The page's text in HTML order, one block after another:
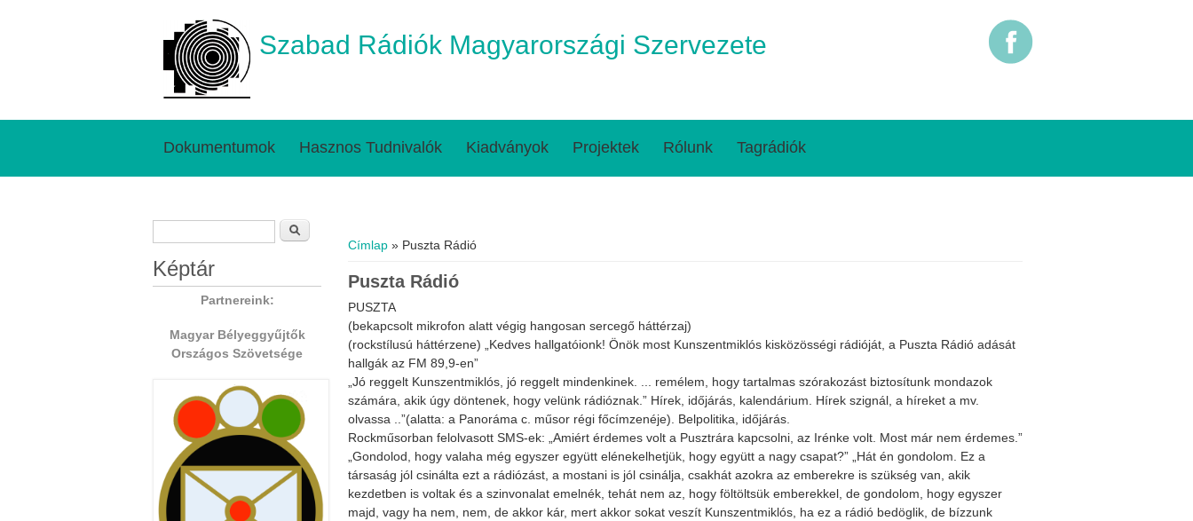
Szabad Rádiók Magyarországi Szervezete
Dokumentumok Hasznos Tudnivalók Kiadványok Projektek Rólunk Tagrádiók
Címlap » Puszta Rádió
Puszta Rádió
PUSZTA
(bekapcsolt mikrofon alatt végig hangosan sercegő háttérzaj)
(rockstílusú háttérzene) „Kedves hallgatóionk! Önök most Kunszentmiklós kisközösségi rádióját, a Puszta Rádió adását
hallgák az FM 89,9-en”
„Jó reggelt Kunszentmiklós, jó reggelt mindenkinek. ... remélem, hogy tartalmas szórakozást biztosítunk mondazok
számára, akik úgy döntenek, hogy velünk rádióznak.” Hírek, időjárás, kalendárium. Hírek szignál, a híreket a mv.
olvassa ..”(alatta: a Panoráma c. műsor régi főcímzenéje). Belpolitika, időjárás.
Rockműsorban felolvasott SMS-ek: „Amiért érdemes volt a Pusztrára kapcsolni, az Irénke volt. Most már nem érdemes.”
„Gondolod, hogy valaha még egyszer együtt elénekelhetjük, hogy együtt a nagy csapat?” „Hát én gondolom. Ez a
társaság jól csinálta ezt a rádiózást, a mostani is jól csinálja, csakhát azokra az emberekre is szükség van, akik
kezdetben is voltak és a szinvonalat emelnék, tehát nem az, hogy föltöltsük emberekkel, de gondolom, hogy egyszer
majd, vagy ha nem, nem, de akkor kár, mert akkor sokat veszít Kunszentmiklós, ha ez a rádió bedöglik, de bízzunk
Keresés űrlap
Képtár
Partnereink:
Magyar Bélyeggyűjtők
Országos Szövetsége